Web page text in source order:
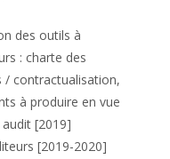
des outils à
: charte des
/ contractualisation,
à produire en vue
audit [2019]
[2019-2020]